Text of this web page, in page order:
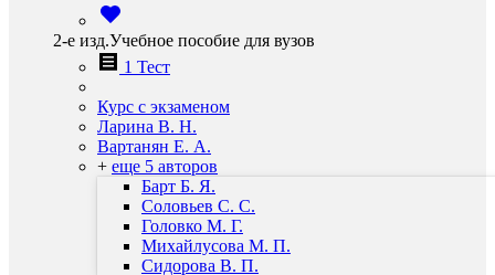
2-е изд.Учебное пособие для вузов
1 Тест
Курс с экзаменом
Ларина В. Н.
Вартанян Е. А.
+ еще 5 авторов
Барт Б. Я.
Соловьев С. С.
Головко М. Г.
Михайлусова М. П.
Сидорова В. П.